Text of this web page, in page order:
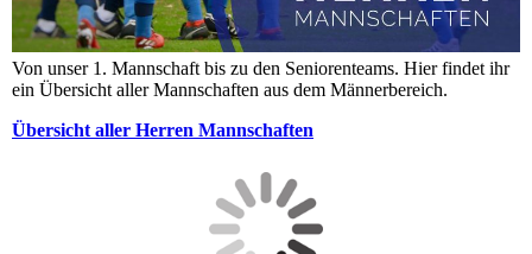
Von unser 1. Mannschaft bis zu den Seniorenteams. Hier findet ihr
ein Übersicht aller Mannschaften aus dem Männerbereich.
Übersicht aller Herren Mannschaften